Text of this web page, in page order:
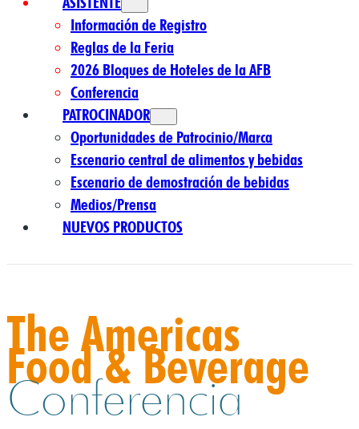
Información de Registro
Reglas de la Feria
2026 Bloques de Hoteles de la AFB
Conferencia
PATROCINADOR
Oportunidades de Patrocinio/Marca
Escenario central de alimentos y bebidas
Escenario de demostración de bebidas
Medios/Prensa
NUEVOS PRODUCTOS
The Americas
Food & Beverage
Conferencia